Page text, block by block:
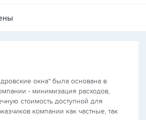
окна" была основана в
- минимизация расходов,
стоимость доступной для
компании как частные, так